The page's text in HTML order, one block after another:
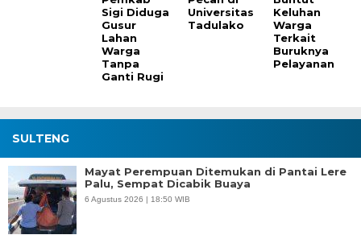
Sigi Diduga
Gusur
Lahan
Warga
Tanpa
Ganti Rugi
Universitas
Tadulako
Keluhan
Warga
Terkait
Buruknya
Pelayanan
SULTENG
Mayat Perempuan Ditemukan di Pantai Lere
Palu, Sempat Dicabik Buaya
6 Agustus 2026 | 18:50 WIB